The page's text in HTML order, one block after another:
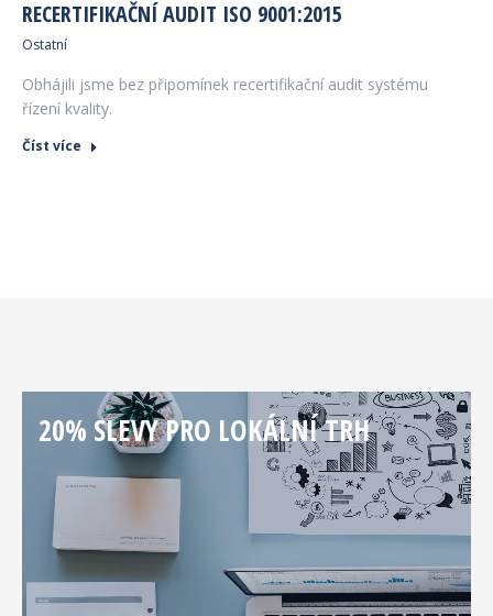
RECERTIFIKAČNÍ AUDIT ISO 9001:2015
Ostatní
Obhájili jsme bez připomínek recertifikační audit systému
řízení kvality.
Číst více
20% SLEVY PRO LOKÁLNÍ TRH